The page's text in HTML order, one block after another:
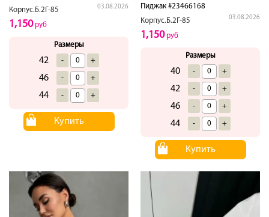
Корпус.Б.2Г-85
03.08.2026
1,150руб
Размеры
42 - +
46 - +
44 - +
Купить
Пиджак #23466168
Корпус.Б.2Г-85
03.08.2026
1,150руб
Размеры
40 - +
42 - +
46 - +
44 - +
Купить